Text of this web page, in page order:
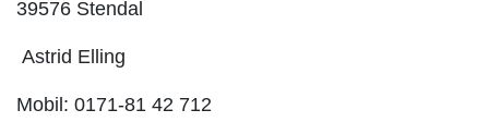
39576 Stendal
Astrid Elling
Mobil: 0171-81 42 712